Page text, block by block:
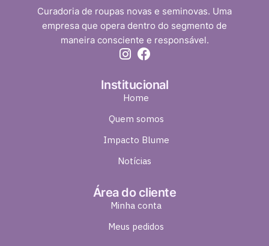
Curadoria de roupas novas e seminovas. Uma
empresa que opera dentro do segmento de
maneira consciente e responsável.
Institucional
Home
Quem somos
Impacto Blume
Notícias
Área do cliente
Minha conta
Meus pedidos